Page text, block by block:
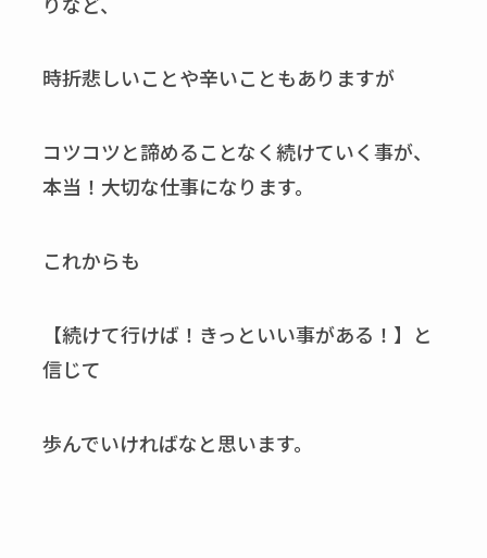
時折悲しいことや辛いこともありますが
コツコツと諦めることなく続けていく事が、
本当！大切な仕事になります。
これからも
【続けて行けば！きっといい事がある！】と
信じて
歩んでいければなと思います。